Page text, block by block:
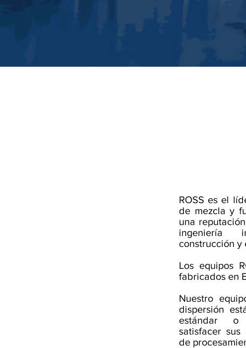
ROSS es el
de mezcla y
una
ingeniería
construcción y
Los equipos
fabricados en
Nuestro
dispersión
estándar o
satisfacer sus
de